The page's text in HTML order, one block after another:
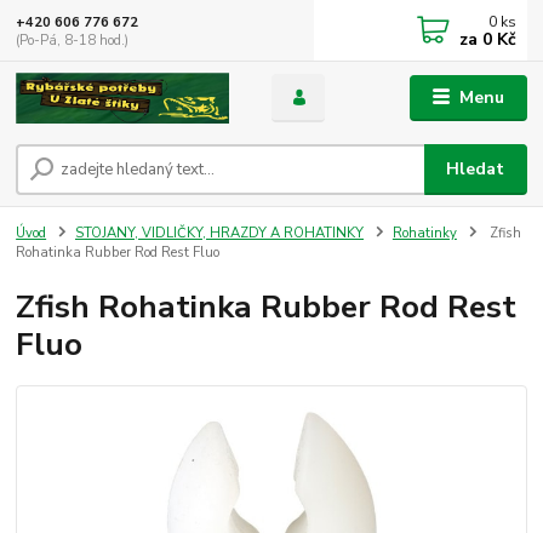
Menu
Hledat
+420 606 776 672
(Po-Pá, 8-18 hod.)
0 ks
za 0 Kč
Úvod STOJANY, VIDLIČKY, HRAZDY A ROHATINKY Rohatinky
Zfish
Rohatinka Rubber Rod Rest Fluo
Zfish Rohatinka Rubber Rod Rest
Fluo